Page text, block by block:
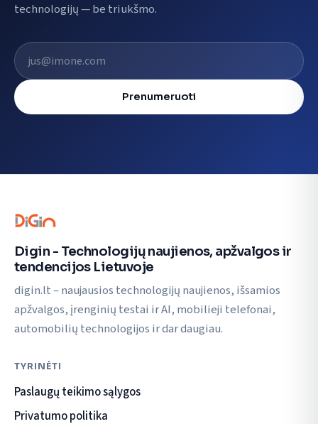
technologijų — be triukšmo.
El. pašto adresas
Prenumeruoti
Digin - Technologijų naujienos, apžvalgos ir
tendencijos Lietuvoje
digin.lt – naujausios technologijų naujienos, išsamios
apžvalgos, įrenginių testai ir AI, mobilieji telefonai,
automobilių technologijos ir dar daugiau.
TYRINĖTI
Paslaugų teikimo sąlygos
Privatumo politika